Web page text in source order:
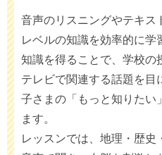
音声のリスニングやテキス
レベルの知識を効率的に
知識を得ることで、学校の
テレビで関連する話題を目
子さまの「もっと知りたい
ます。
レッスンでは、地理・歴